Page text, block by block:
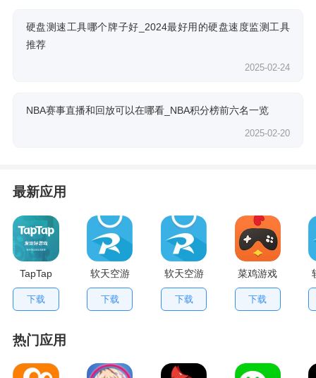
硬盘测速工具哪个牌子好_2024最好用的硬盘速度监测工具
推荐
2025-02-24
NBA赛事直播和回放可以在哪看_NBA积分榜前六名一览
2025-02-20
最新应用
TapTap
V2.84.0
手机版
下载
软天空游
戏盒应用
下载
软天空游
戏大全
App
下载
菜鸡游戏
不用排队
版
下载
热门应用